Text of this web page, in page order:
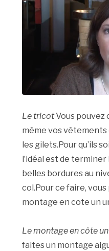
Le tricotVous pouvez
même vos vêtements
les gilets.Pour qu’ils
l’idéal est de
belles bordures au
col.Pour ce faire,
montage en cote un
Le montage en côte
faites un montage